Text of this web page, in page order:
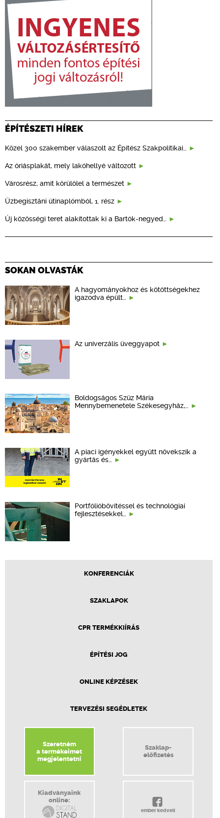
ÉPÍTÉSZETI HÍREK
Közel 300 szakember válaszolt az Építész Szakpolitikai…
Az óriásplakát, mely lakóhellyé változott
Városrész, amit körülölel a természet
Üzbegisztáni útinaplómból, 1. rész
Új közösségi teret alakítottak ki a Bartók-negyed…
SOKAN OLVASTÁK
A hagyományokhoz és kötöttségekhez
igazodva épült…
Az univerzális üveggyapot
Boldogságos Szűz Mária
Mennybemenetele Székesegyház,…
A piaci igényekkel együtt növekszik a
gyártás és…
Portfólióbővítéssel és technológiai
fejlesztésekkel…
KONFERENCIÁK
SZAKLAPOK
CPR TERMÉKKIÍRÁS
ÉPÍTÉSI JOG
ONLINE KÉPZÉSEK
TERVEZÉSI SEGÉDLETEK
Szeretném
a termékeimet
megjelentetni
Szaklap-
előfizetés
Kiadványaink
online:
ember kedveli